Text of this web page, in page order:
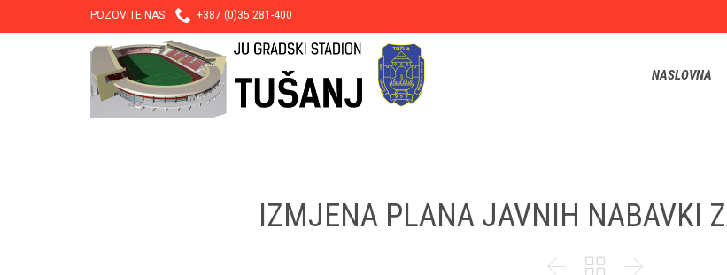
POZOVITE NAS:  +387 (0)35 281-400
NASLOVNA
IZMJENA PLANA JAVNIH NABAVKI
  